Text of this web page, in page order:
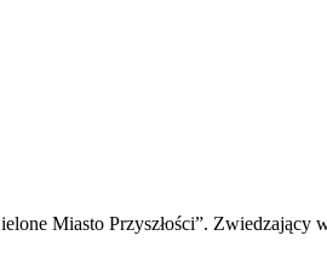
Miasto Przyszłości”.